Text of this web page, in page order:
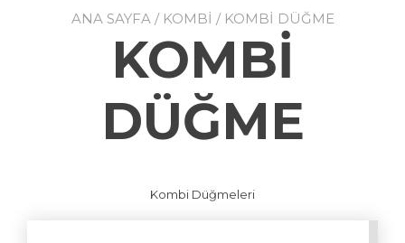
ANA SAYFA/ KOMBİ / KOMBİ DÜĞME
KOMBİ
DÜĞME
Kombi Düğmeleri